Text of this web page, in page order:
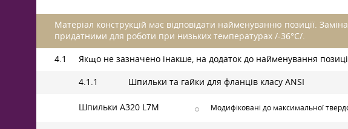
Матеріал конструкцій має відповідати найменуванню позиції.
придатними для роботи при низьких температурах /-36°C/.
4.1 Якщо не зазначено інакше, на додаток до найменування
4.1.1 Шпильки та гайки для фланців класу ANSI
Шпильки А320 L7M Модифіковані до максимальної